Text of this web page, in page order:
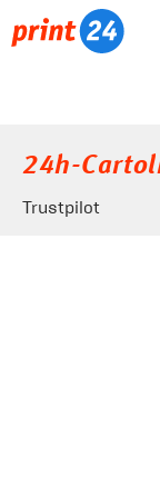
24h-
Trustpilot